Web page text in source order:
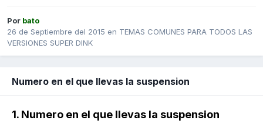
Por bato
26 de Septiembre del 2015 en TEMAS COMUNES PARA TODOS LAS
VERSIONES SUPER DINK
Numero en el que llevas la suspension
1. Numero en el que llevas la suspension